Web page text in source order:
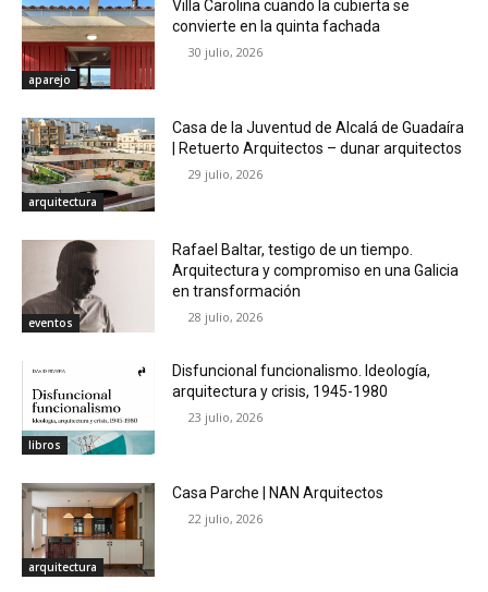
aparejo
Villa Carolina cuando la cubierta se
convierte en la quinta fachada
30 julio, 2026
arquitectura
Casa de la Juventud de Alcalá de Guadaíra
| Retuerto Arquitectos – dunar arquitectos
29 julio, 2026
eventos
Rafael Baltar, testigo de un tiempo.
Arquitectura y compromiso en una Galicia
en transformación
28 julio, 2026
libros
Disfuncional funcionalismo. Ideología,
arquitectura y crisis, 1945-1980
23 julio, 2026
arquitectura
Casa Parche | NAN Arquitectos
22 julio, 2026